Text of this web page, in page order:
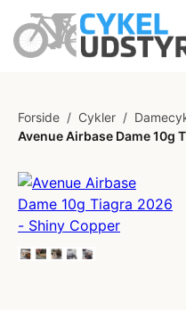
Forside / Cykler /
Avenue Airbase Dame 10g